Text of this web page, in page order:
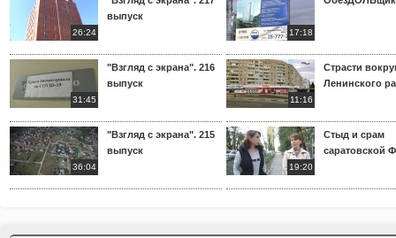
26:24
выпуск
31:45
"Взгляд с экрана". 216
выпуск
36:04
"Взгляд с экрана". 215
выпуск
17:18
11:16
Страсти
Ленинского
19:20
Стыд и срам
саратовской